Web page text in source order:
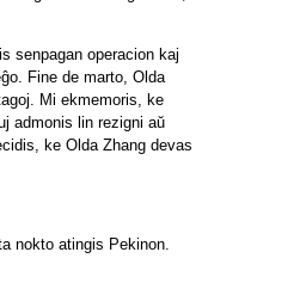
senpagan operacion kaj
Fine de marto, Olda
Mi ekmemoris, ke
admonis lin rezigni aŭ
ke Olda Zhang devas
nokto atingis Pekinon.